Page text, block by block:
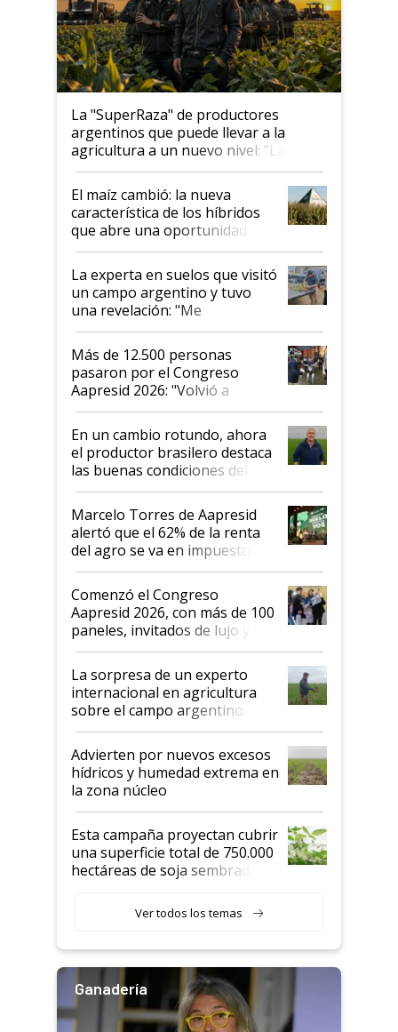
La "SuperRaza" de productores
argentinos que puede llevar a la
agricultura a un nuevo nivel: "Las
posibilidades de crecimiento son
infinitas"
El maíz cambió: la nueva
característica de los híbridos
que abre una oportunidad en
el lote
La experta en suelos que visitó
un campo argentino y tuvo
una revelación: "Me
impresionó mucho"
Más de 12.500 personas
pasaron por el Congreso
Aapresid 2026: "Volvió a
demostrar que hablar del
suelo es hablar de todo el
sistema productivo"
En un cambio rotundo, ahora
el productor brasilero destaca
las buenas condiciones del
agro argentino para invertir:
"Los veo más motivados"
Marcelo Torres de Aapresid
alertó que el 62% de la renta
del agro se va en impuestos:
"No es bueno que en
Argentina se sigan discutiendo
las mismas cosas de hace 50
años"
Comenzó el Congreso
Aapresid 2026, con más de 100
paneles, invitados de lujo y
todas las tendencias
La sorpresa de un experto
internacional en agricultura
sobre el campo argentino:
"Estoy muy impresionado"
Advierten por nuevos excesos
hídricos y humedad extrema en
la zona núcleo
Esta campaña proyectan cubrir
una superficie total de 750.000
hectáreas de soja sembradas
variedades que marcan un
salto tecnológico en genética y
Ver todos los temas
Ganadería